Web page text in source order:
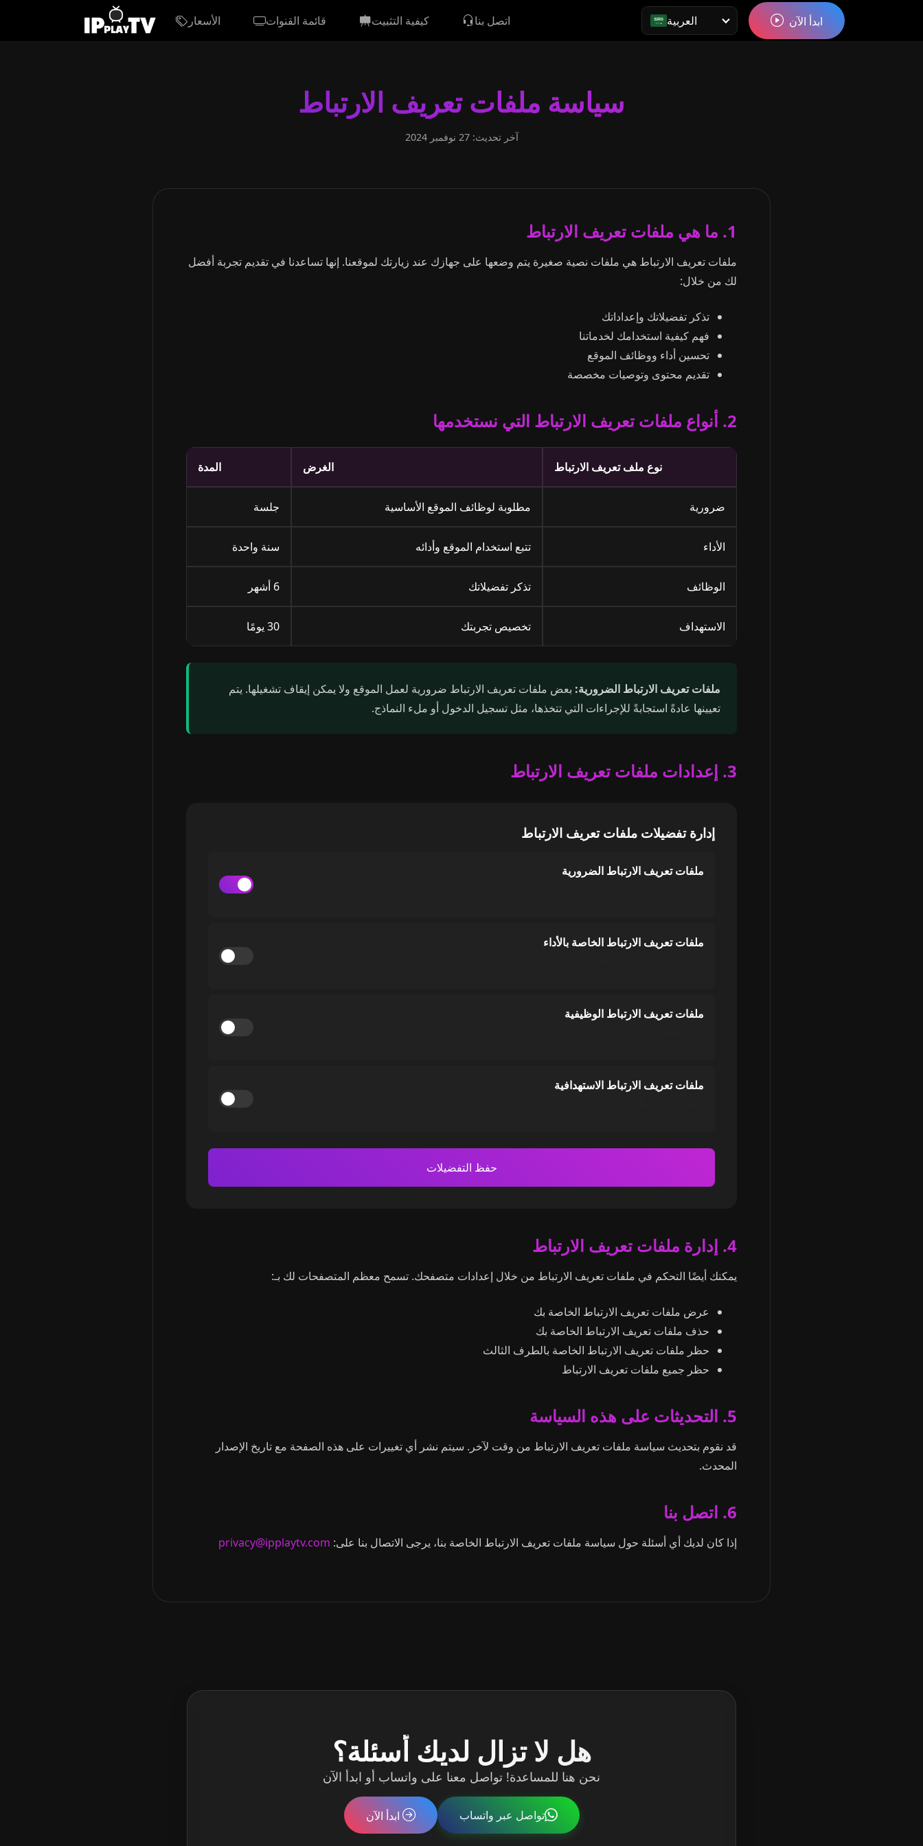
الأسعار قائمة القنوات كيفية التثبيت اتصل بنا العربية ابدأ الآن
سياسة ملفات تعريف الارتباط
آخر تحديث: 27 نوفمبر 2024
1. ما هي ملفات تعريف الارتباط
ملفات تعريف الارتباط هي ملفات نصية صغيرة يتم وضعها على جهازك عند زيارتك لموقعنا. إنها تساعدنا في تقديم تجربة أفضل
لك من خلال:
تذكر تفضيلاتك وإعداداتك
فهم كيفية استخدامك لخدماتنا
تحسين أداء ووظائف الموقع
تقديم محتوى وتوصيات مخصصة
2. أنواع ملفات تعريف الارتباط التي نستخدمها
نوع ملف تعريف الارتباط الغرض المدة
ضرورية مطلوبة لوظائف الموقع الأساسية جلسة
الأداء تتبع استخدام الموقع وأدائه سنة واحدة
الوظائف تذكر تفضيلاتك 6 أشهر
الاستهداف تخصيص تجربتك 30 يومًا
ملفات تعريف الارتباط الضرورية: بعض ملفات تعريف الارتباط ضرورية لعمل الموقع ولا يمكن إيقاف تشغيلها. يتم
تعيينها عادةً استجابةً للإجراءات التي تتخذها، مثل تسجيل الدخول أو ملء النماذج.
3. إعدادات ملفات تعريف الارتباط
إدارة تفضيلات ملفات تعريف الارتباط
ملفات تعريف الارتباط الضرورية
ملفات تعريف الارتباط الخاصة بالأداء
ملفات تعريف الارتباط الوظيفية
ملفات تعريف الارتباط الاستهدافية
حفظ التفضيلات
4. إدارة ملفات تعريف الارتباط
يمكنك أيضًا التحكم في ملفات تعريف الارتباط من خلال إعدادات متصفحك. تسمح معظم المتصفحات لك بـ:
عرض ملفات تعريف الارتباط الخاصة بك
حذف ملفات تعريف الارتباط الخاصة بك
حظر ملفات تعريف الارتباط الخاصة بالطرف الثالث
حظر جميع ملفات تعريف الارتباط
5. التحديثات على هذه السياسة
قد نقوم بتحديث سياسة ملفات تعريف الارتباط من وقت لآخر. سيتم نشر أي تغييرات على هذه الصفحة مع تاريخ الإصدار
المحدث.
6. اتصل بنا
إذا كان لديك أي أسئلة حول سياسة ملفات تعريف الارتباط الخاصة بنا، يرجى الاتصال بنا على: privacy@ipplaytv.com
هل لا تزال لديك أسئلة؟
نحن هنا للمساعدة! تواصل معنا على واتساب أو ابدأ الآن
تواصل عبر واتساب ابدأ الآن